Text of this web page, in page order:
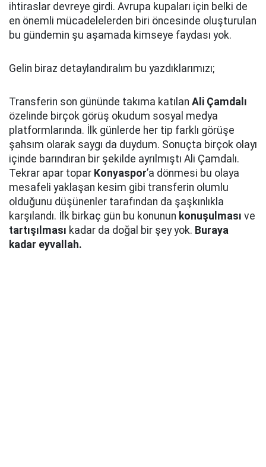
ihtiraslar devreye girdi. Avrupa kupaları için belki de
en önemli mücadelelerden biri öncesinde oluşturulan
bu gündemin şu aşamada kimseye faydası yok.
Gelin biraz detaylandıralım bu yazdıklarımızı;
Transferin son gününde takıma katılan Ali Çamdalı
özelinde birçok görüş okudum sosyal medya
platformlarında. İlk günlerde her tip farklı görüşe
şahsım olarak saygı da duydum. Sonuçta birçok olayı
içinde barındıran bir şekilde ayrılmıştı Ali Çamdalı.
Tekrar apar topar Konyaspor’a dönmesi bu olaya
mesafeli yaklaşan kesim gibi transferin olumlu
olduğunu düşünenler tarafından da şaşkınlıkla
karşılandı. İlk birkaç gün bu konunun konuşulması ve
tartışılması kadar da doğal bir şey yok. Buraya
kadar eyvallah.